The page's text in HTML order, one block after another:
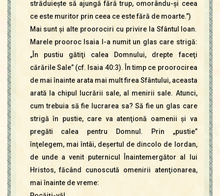
străduieşte să ajungă fără trup, omorându-şi ceea
ce este muritor prin ceea ce este fără de moarte.”)
Mai sunt şi alte proorociri cu privire la Sfântul Ioan.
Marele prooroc Isaia l-a numit un glas care strigă:
„În pustiu gătiţi calea Domnului, drepte faceţi
cărările Sale” (cf. Isaia 40:3). În timp ce proorocirea
de mai înainte arata mai mult firea Sfântului, aceasta
arată la chipul lucrării sale, al menirii sale. Atunci,
cum trebuia să fie lucrarea sa? Să fie un glas care
strigă în pustie, care va atenţionă oamenii şi va
pregăti calea pentru Domnul. Prin „pustie”
înţelegem, mai întâi, deşertul de dincolo de Iordan,
de unde a venit puternicul Înaintemergător al lui
Hristos, făcând cunoscută omenirii atenţionarea,
mai înainte de vreme: